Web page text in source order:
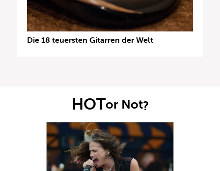
Die 18 teuersten Gitarren der Welt
HOTor Not?